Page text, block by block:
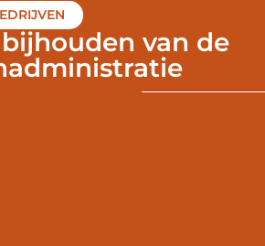
van de